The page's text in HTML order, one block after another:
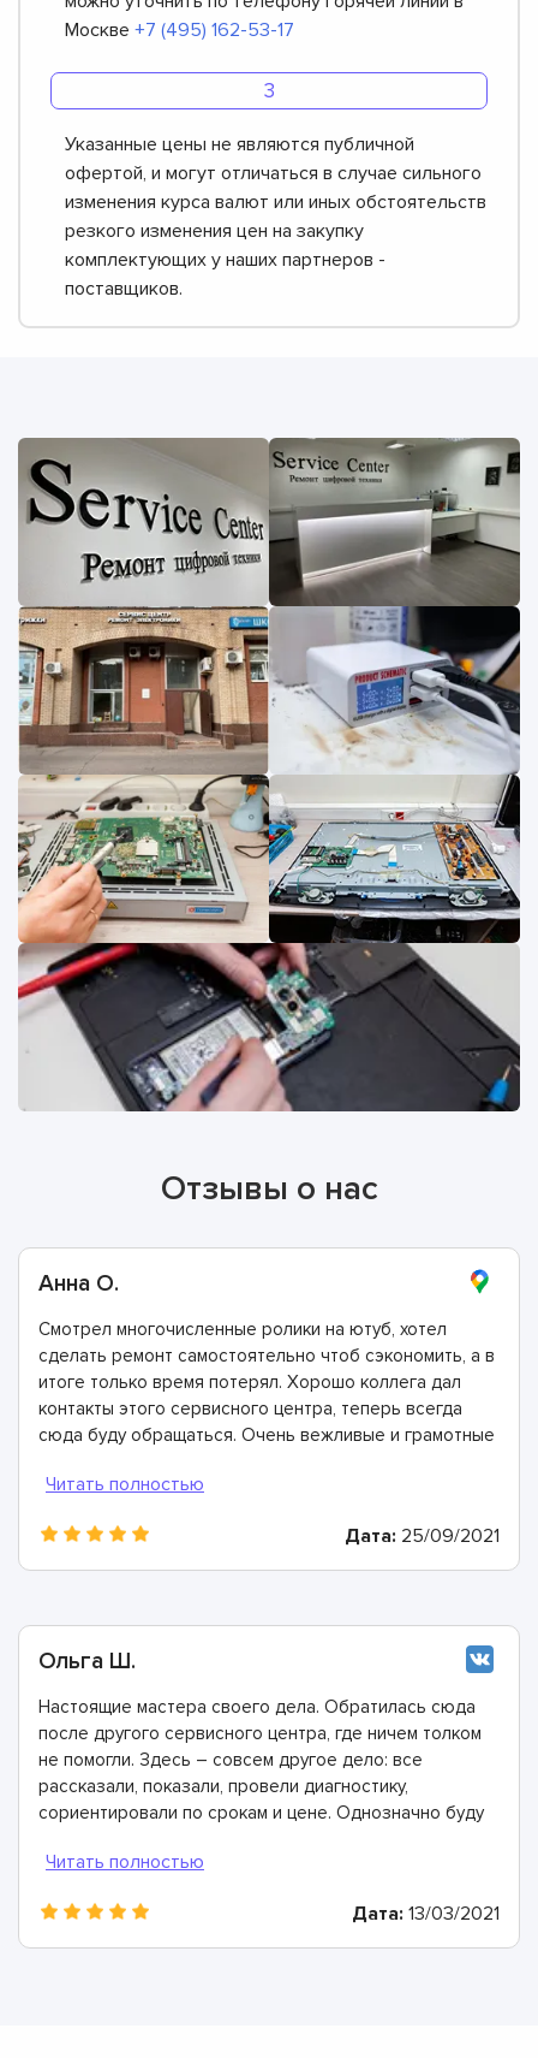
Москве +7 (495) 162-53-17
Указанные цены не являются публичной
офертой, и могут отличаться в случае сильного
изменения курса валют или иных обстоятельств
резкого изменения цен на закупку
комплектующих у наших партнеров -
поставщиков.
Отзывы о нас
Анна О.
Смотрел многочисленные ролики на ютуб, хотел
сделать ремонт самостоятельно чтоб сэкономить, а в
итоге только время потерял. Хорошо коллега дал
контакты этого сервисного центра, теперь всегда
сюда буду обращаться. Очень вежливые и грамотные
гарантию.
Дата: 25/09/2021
Ольга Ш.
Настоящие мастера своего дела. Обратилась сюда
после другого сервисного центра, где ничем толком
не помогли. Здесь – совсем другое дело: все
рассказали, показали, провели диагностику,
сориентировали по срокам и цене. Однозначно буду
Дата: 13/03/2021